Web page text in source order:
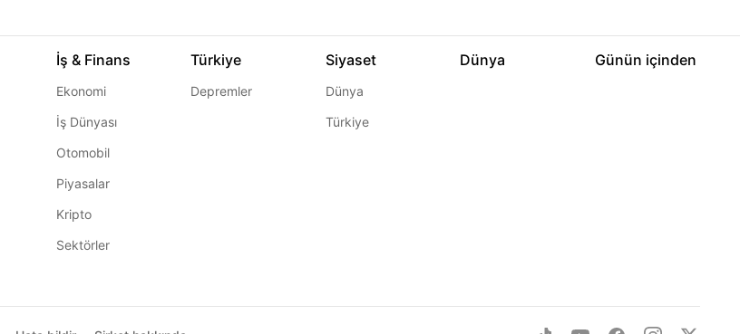
İş & Finans
Ekonomi
İş Dünyası
Otomobil
Piyasalar
Kripto
Sektörler
Türkiye
Depremler
Siyaset
Dünya
Türkiye
Dünya Günün içinden